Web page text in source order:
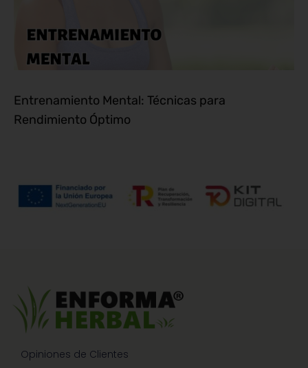
Entrenamiento Mental: Técnicas para
Rendimiento Óptimo
Opiniones de Clientes